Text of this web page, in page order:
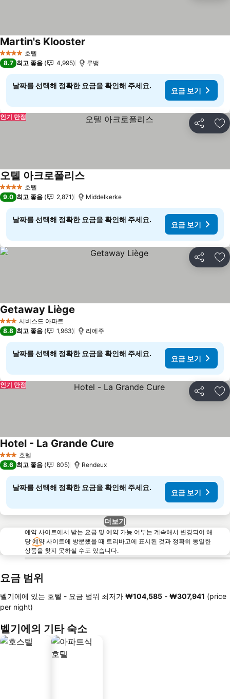
4 성급 호텔
Martin's Klooster
8.7 최고 좋음 4,995 루뱅
날짜를 선택해 정확한 요금을 확인해 주세요.
요금 보기
공유 즐
인기 만점
4 성급 호텔
오텔 아크로폴리스요금 보기
9.0 최고 좋음 2,871 Middelkerke
날짜를 선택해 정확한 요금을 확인해 주세요.
요금 보기
공유 즐
3 성급 서비스드 아파트
Getaway Liège
8.8 최고 좋음 1,963 리에주
날짜를 선택해 정확한 요금을 확인해 주세요.
요금 보기
공유 즐
인기 만점
3 성급 호텔
Hotel - La Grande Cure
8.6 최고 좋음 805 Rendeux
날짜를 선택해 정확한 요금을 확인해 주세요.
요금 보기
더보기
예약 사이트에서 받는 요금 및 예약 가능 여부는 계속해서 변경되어 해
당 예약 사이트에 방문했을 때 트리바고에 표시된 것과 정확히 동일한
상품을 찾지 못하실 수도 있습니다.
요금 범위
벨기에에 있는 호텔 - 요금 범위 최저가 ‎₩104,585 - ‎₩307,941 (price
per night)
벨기에의 기타 숙소